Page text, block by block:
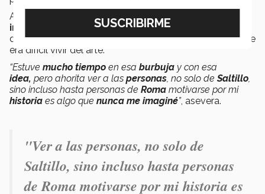
Alex, originario de
Saltillo, Coahuila, menciona que al
iniciar
comoilustrador
diversosretoscomo a personas que le aseguraban que
era difícil vivir del arte.
“Estuve mucho tiempo en esa burbuja y con esa
idea, pero ahorita ver a las personas , no solo deSaltillo
sino incluso hasta personas de Roma motivarse por mi
historia es algo que nunca me imaginé”, asevera.
"Ver a las personas, no solo de
Saltillo, sino incluso hasta personas
de Roma motivarse por mi historia es